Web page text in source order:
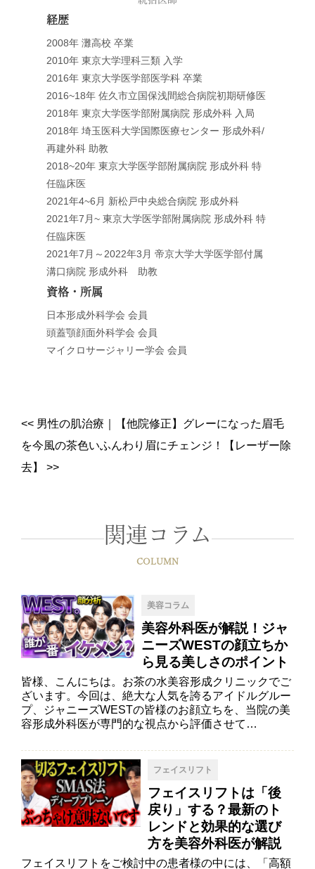
経歴
2008年 灘高校 卒業
2010年 東京大学理科三類 入学
2016年 東京大学医学部医学科 卒業
2016~18年 佐久市立国保浅間総合病院初期研修医
2018年 東京大学医学部附属病院 形成外科 入局
2018年 埼玉医科大学国際医療センター 形成外科/
再建外科 助教
2018~20年 東京大学医学部附属病院 形成外科 特
任臨床医
2021年4~6月 新松戸中央総合病院 形成外科
2021年7月~ 東京大学医学部附属病院 形成外科 特
任臨床医
2021年7月～2022年3月 帝京大学大学医学部付属
溝口病院 形成外科 助教
資格・所属
日本形成外科学会 会員
頭蓋顎顔面外科学会 会員
マイクロサージャリー学会 会員
<<男性の肌治療
【他院修正】グレーになった眉毛
を今風の茶色いふんわり眉にチェンジ！【レーザー除
去】 >>
関連コラム
COLUMN
美容コラム
美容外科医が解説！ジャ
ニーズWESTの顔立ちか
ら見る美しさのポイント
皆様、こんにちは。お茶の水美容形成クリニックでご
ざいます。今回は、絶大な人気を誇るアイドルグルー
プ、ジャニーズWESTの皆様のお顔立ちを、当院の美
容形成外科医が専門的な視点から評価させて…
フェイスリフト
フェイスリフトは「後
戻り」する？最新のト
レンドと効果的な選び
方を美容外科医が解説
フェイスリフトをご検討中の患者様の中には、「高額